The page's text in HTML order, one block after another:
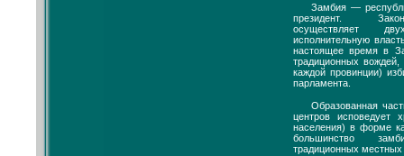
Замбия —
президент.
осуществляет
исполнительную
настоящее время в
традиционных
каждой провинции)
парламента.
Образованная
центров исповедует
населения) в форме
большинство
традиционных местных